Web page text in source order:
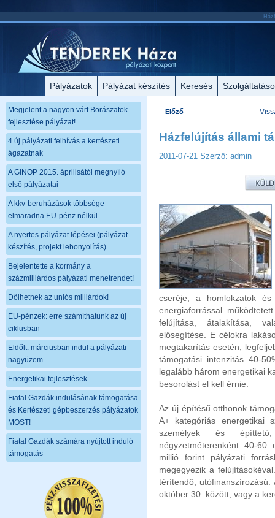
Pályázatok Pályázat készítés Keresés
Megjelent a nagyon várt Borászatok
fejlesztése pályázat!
4 új pályázati felhívás a kertészeti
ágazatnak
A GINOP 2015. áprilisától megnyíló
első pályázatai
A kkv-beruházások többsége
elmaradna EU-pénz nélkül
A nyertes pályázat lépései (pályázat
készítés, projekt lebonyolítás)
Bejelentette a kormány a
százmilliárdos pályázati menetrendet!
Dőlhetnek az uniós milliárdok!
EU-pénzek: erre számíthatunk az új
ciklusban
Eldőlt: márciusban indul a pályázati
nagyüzem
Energetikai fejlesztések
Fiatal Gazdák indulásának támogatása
és Kertészeti gépbeszerzés pályázatok
MOST!
Fiatal Gazdák számára nyújtott induló
támogatás
Előző
Házfelújítás állami
2011-07-21 Szerző: admin
cseréje, a homlokzatok és
energiaforrással
felújítása, átalakítása,
elősegítése. E célokra
megtakarítás esetén,
támogatási intenzitás 40-
legalább három energetikai
besorolást el kell érnie.
Az új építésű otthonok
A+ kategóriás energetikai
személyek és
négyzetméterenként 40-
millió forint pályázati
megegyezik a
térítendő,
október 30. között, vagy a